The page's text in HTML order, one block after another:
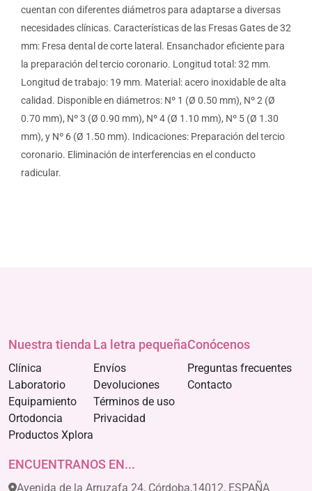
cuentan con diferentes diámetros para adaptarse a diversas
necesidades clínicas. Características de las Fresas Gates de 32
mm: Fresa dental de corte lateral. Ensanchador eficiente para
la preparación del tercio coronario. Longitud total: 32 mm.
Longitud de trabajo: 19 mm. Material: acero inoxidable de alta
calidad. Disponible en diámetros: Nº 1 (Ø 0.50 mm), Nº 2 (Ø
0.70 mm), Nº 3 (Ø 0.90 mm), Nº 4 (Ø 1.10 mm), Nº 5 (Ø 1.30
mm), y Nº 6 (Ø 1.50 mm). Indicaciones: Preparación del tercio
coronario. Eliminación de interferencias en el conducto
radicular.
Nuestra tienda
Clínica
Laboratorio
Equipamiento
Ortodoncia
Productos Xplora
La letra pequeña
Envíos
Devoluciones
Términos de uso
Privacidad
Conócenos
Preguntas frecuentes
Contacto
ENCUENTRANOS EN...
Avenida de la Arruzafa 24, Córdoba,14012, ESPAÑA